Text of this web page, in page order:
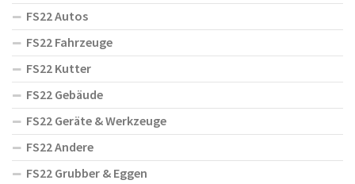
FS22 Autos
FS22 Fahrzeuge
FS22 Kutter
FS22 Gebäude
FS22 Geräte & Werkzeuge
FS22 Andere
FS22 Grubber & Eggen